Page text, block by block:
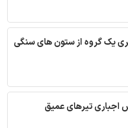
یک گروه از ستون های سنگی
اجباری تیرهای عمیق